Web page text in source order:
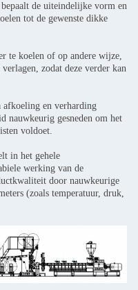
de uiteindelijke vorm en
tot de gewenste dikke
te koelen of op andere wijze,
zodat deze verder kan
en verharding
nauwkeurig gesneden om het
voldoet.
in het gehele
werking van de
door nauwkeurige
(zoals temperatuur, druk,